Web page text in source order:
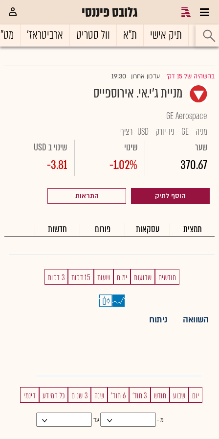
גלובס פיננסי
ראשי תיק אישי ת"א וול סטריט ארביטראז'
בהשהיה של 15 דק' עדכון אחרון 19:30
מניית ג'י.אי. אירוספייס
GE Aerospace
מניה GE ניו-יורק USD רציף
שער
370.67
שינוי
-1.02%
שינוי ב USD
-3.81
הוסף לתיק התראות
תמצית עסקאות פורום חדשות
חודשים שבועות ימים שעות 15 דקות 3 דקות
השוואה ניתוח
יום שבוע חודש 3 חוד' 6 חוד' שנה 3 שנים כל המידע דינמי
מ - עד